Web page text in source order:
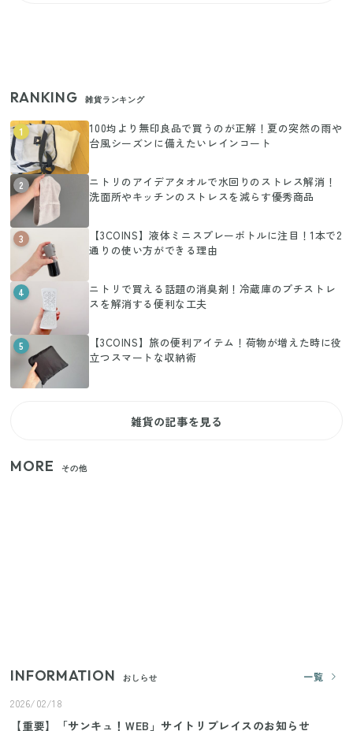
RANKING 雑貨ランキング
1
100均より無印良品で買うのが正解！夏の突然の雨や
台風シーズンに備えたいレインコート
2
ニトリのアイデアタオルで水回りのストレス解消！
洗面所やキッチンのストレスを減らす優秀商品
3
【3COINS】液体ミニスプレーボトルに注目！1本で2
通りの使い方ができる理由
4
ニトリで買える話題の消臭剤！冷蔵庫のプチストレ
スを解消する便利な工夫
5
【3COINS】旅の便利アイテム！荷物が増えた時に役
立つスマートな収納術
雑貨の記事を見る
MORE その他
INFORMATION おしらせ
一覧
2026/02/18
【重要】「サンキュ！WEB」サイトリプレイスのお知らせ